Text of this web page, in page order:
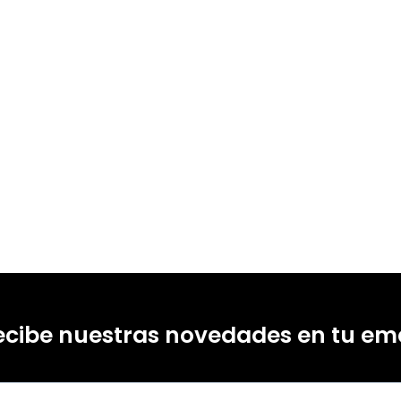
nuestras novedades en tu